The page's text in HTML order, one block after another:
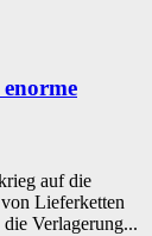
auf die
Lieferketten
Verlagerung...